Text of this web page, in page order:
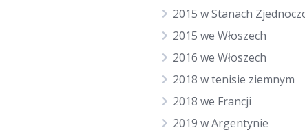
2015 w Stanach
2015 we Włoszech
2016 we Włoszech
2018 w tenisie ziemnym
2018 we Francji
2019 w Argentynie